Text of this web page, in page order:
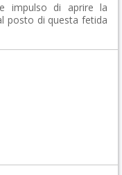
impulso di aprire la
posto di questa fetida